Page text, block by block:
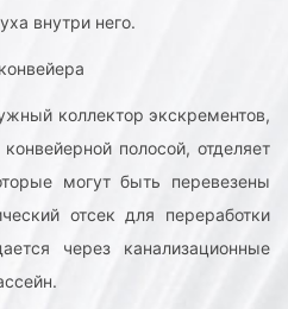
внутри него.
коллектор экскрементов,
полосой, отделяет
могут быть перевезены
отсек для переработки
через канализационные